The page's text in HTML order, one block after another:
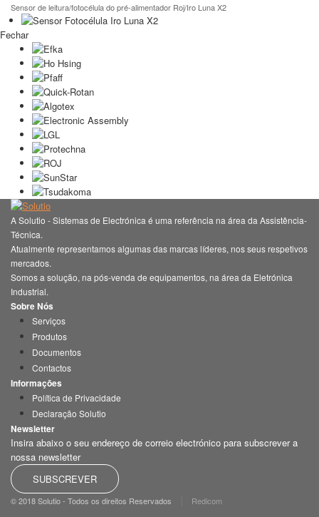
Sensor de leitura/fotocélula do pré-alimentador Roj/Iro Luna X2
Fechar
A Solutio - Sistemas de Electrónica é uma referência na área da Assistência-
Técnica.
Atualmente representamos algumas das marcas líderes, nos seus respetivos
mercados.
Somos a solução, na pós-venda de equipamentos, na área da Eletrónica
Industrial.
Sobre Nós
Serviços
Produtos
Documentos
Contactos
Informações
Política de Privacidade
Declaração Solutio
Newsletter
Insira abaixo o seu endereço de correio electrónico para subscrever a
nossa newsletter
SUBSCREVER
© 2018 Solutio - Todos os direitos Reservados Redicom